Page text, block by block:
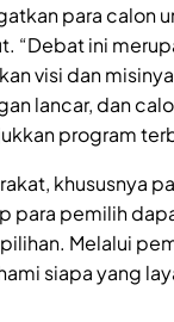
para calon
“Debat ini
visi dan
lancar, dan
program
khususnya
para pemilih
Melalui
siapa yang